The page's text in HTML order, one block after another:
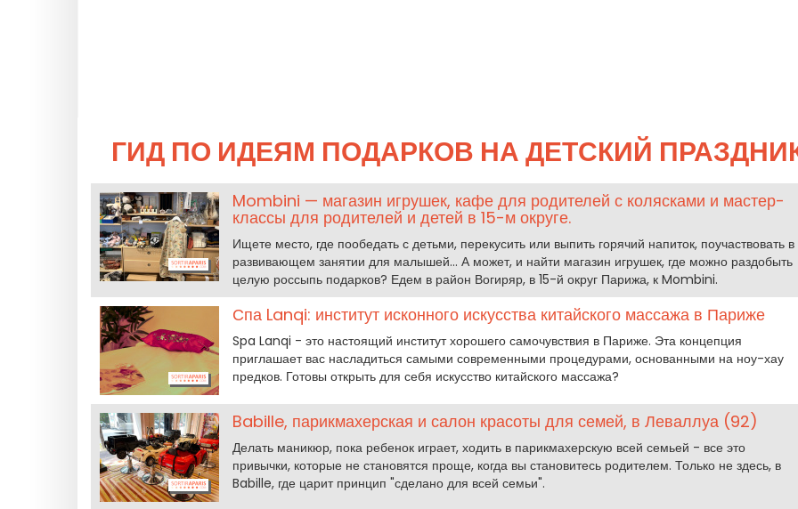
ГИД ПО ИДЕЯМ ПОДАРКОВ НА ДЕТСКИЙ
Mombini — магазин игрушек, кафе для родителей с колясками и мастер-
классы для родителей и детей в 15-м округе.
Ищете место, где пообедать с детьми, перекусить или выпить горячий напиток, поучаствовать в
развивающем занятии для малышей... А может, и найти магазин игрушек, где можно раздобыть
целую россыпь подарков? Едем в район Вогиряр, в 15-й округ Парижа, к Mombini.
Спа Lanqi: институт исконного искусства китайского массажа в Париже
Spa Lanqi - это настоящий институт хорошего самочувствия в Париже. Эта концепция
приглашает вас насладиться самыми современными процедурами, основанными на ноу-хау
предков. Готовы открыть для себя искусство китайского массажа?
Babille, парикмахерская и салон красоты для семей, в Леваллуа (92)
Делать маникюр, пока ребенок играет, ходить в парикмахерскую всей семьей - все это
привычки, которые не становятся проще, когда вы становитесь родителем. Только не здесь, в
Babille, где царит принцип "сделано для всей семьи".